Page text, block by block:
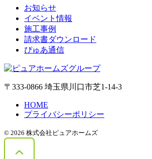
お知らせ
イベント情報
施工事例
請求書ダウンロード
ぴゅあ通信
〒333-0866 埼玉県川口市芝1-14-3
HOME
プライバシーポリシー
© 2026 株式会社ピュアホームズ